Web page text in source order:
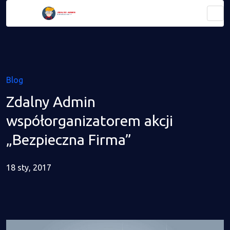
Blog
Zdalny Admin
współorganizatorem akcji
„Bezpieczna Firma”
18 sty, 2017